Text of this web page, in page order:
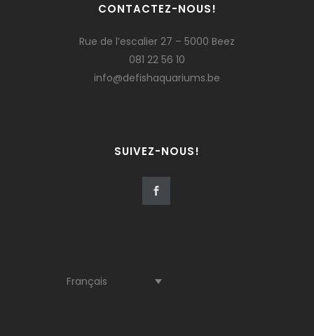
CONTACTEZ-NOUS!
Rue de l’escalier 27 – 5000 Beez
081 22 56 10
info@defishaquariums.be
SUIVEZ-NOUS!
Français